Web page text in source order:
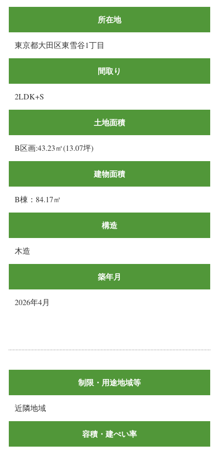
所在地
東京都大田区東雪谷1丁目
間取り
2LDK+S
土地面積
B区画:43.23㎡(13.07坪)
建物面積
B棟：84.17㎡
構造
木造
築年月
2026年4月
制限・用途地域等
近隣地域
容積・建ぺい率